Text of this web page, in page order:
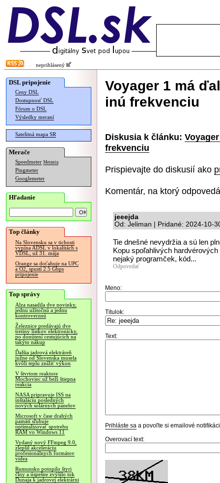
neprihlásený
DSL pripojenie
Ceny DSL
Dostupnosť DSL
Fórum o DSL
Výsledky meraní
Satelitná mapa SR
Merače
Speedmeter Merania
Pingmeter
Googlemeter
Hľadanie
Top články
Na Slovensku sa v tichosti
vypína ADSL v lokalitách s
VDSL, už 31. mája
Orange sa doťahuje na UPC
a O2, spustí 2.5 Gbps
pripojenie
Top správy
Alza nasadila dve novinky,
jednu užitočnú a jednu
kontroverznú
Železnice predávajú dve
tretiny lístkov elektronicky,
po donútení cestujúcich na
takýto nákup
Ďalšia jadrová elektráreň
južne od Slovenska musela
kvôli teplu znížiť výkon
V štvrtom reaktore
Mochoviec už beží štiepna
reakcia
NASA pripravuje ISS na
inštaláciu posledných
nových solárnych panelov
Microsoft v čase drahých
pamätí sľubuje
optimalizovať spotrebu
RAM vo Windows 11
Vydaný nový FFmpeg 9.0,
zlepšil akceleráciu
profesionálnych formátov
videa
Rumunsko potopilo štyri
člny a úspešne zvýšilo tok
Dunaja k jadrovej elektrárni
Voyager 1 má
inú frekvenciu
Diskusia k článku:
frekvenciu
Prispievajte do diskusií ako
Komentár, na ktorý
jeeejda
Od: Jeliman | Pridané: 2024-10-
Tie dnešné nevydržia a sú len
Kopu spoľahlivých
nejaký programček, kód...
Odpovedať
Meno:
Titulok:
Text:
Prihláste sa a povoľte si emailové
Overovací text: